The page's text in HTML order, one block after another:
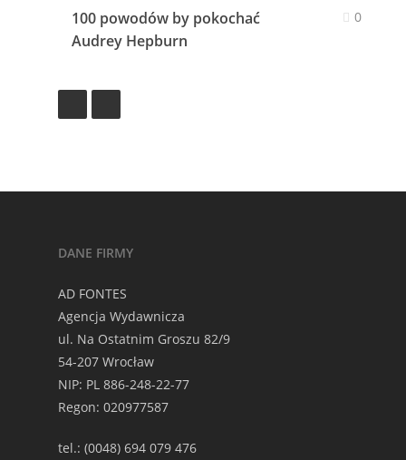
100 powodów by pokochać
Audrey Hepburn
0
DANE FIRMY
AD FONTES
Agencja Wydawnicza
ul. Na Ostatnim Groszu 82/9
54-207 Wrocław
NIP: PL 886-248-22-77
Regon: 020977587
tel.: (0048) 694 079 476